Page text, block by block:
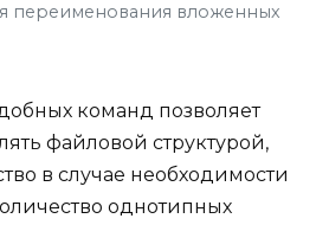
переименования вложенных
команд позволяет
файловой структурой,
в случае необходимости
однотипных